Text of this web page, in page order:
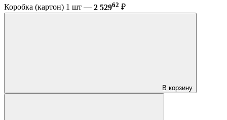
Коробка (картон) 1 шт — 2 52962 ₽
В корзину